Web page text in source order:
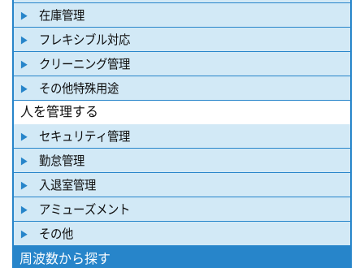
在庫管理
フレキシブル対応
クリーニング管理
その他特殊用途
人を管理する
セキュリティ管理
勤怠管理
入退室管理
アミューズメント
その他
周波数から探す